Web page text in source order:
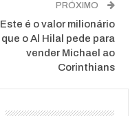
PRÓXIMO
Este é o valor milionário
que o Al Hilal pede para
vender Michael ao
Corinthians